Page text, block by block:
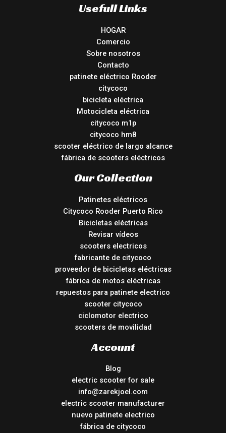
Usefull Links
HOGAR
Comercio
Sobre nosotros
Contacto
patinete eléctrico Rooder
citycoco
bicicleta eléctrica
Motocicleta eléctrica
citycoco m1p
citycoco hm8
scooter eléctrico de largo alcance
fábrica de scooters eléctricos
Our Collection
Patinetes eléctricos
Citycoco Rooder Puerto Rico
Bicicletas eléctricas
Revisar vídeos
scooters electricos
fabricante de citycoco
proveedor de bicicletas eléctricas
fábrica de motos eléctricas
repuestos para patinete electrico
scooter citycoco
ciclomotor electrico
scooters de movilidad
Account
Blog
electric scooter for sale
info@zarekjoel.com
electric scooter manufacturer
nuevo patinete electrico
fábrica de citycoco